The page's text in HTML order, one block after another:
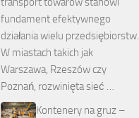
fundament efektywnego
działania wielu przedsiębiorstw.
W miastach takich jak
Warszawa, Rzeszów czy
Poznań, rozwinięta sieć …
Kontenery na gruz –